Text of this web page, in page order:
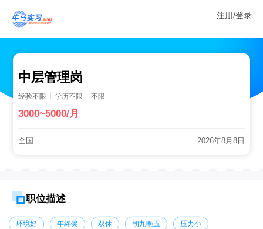
注册/登录
中层管理岗
经验不限 学历不限 不限
3000~5000/月
全国 2026年8月8日
职位描述
环境好 年终奖 双休 朝九晚五 压力小